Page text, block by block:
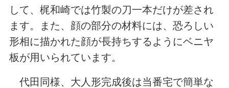
して、梶和崎では竹製の刀一本だけが差され
ます。また、顔の部分の材料には、恐ろしい
形相に描かれた顔が長持ちするようにベニヤ
板が用いられています。
代田同様、大人形完成後は当番宅で簡単な